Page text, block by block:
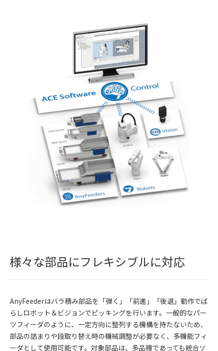
様々な部品にフレキシブルに対応
AnyFeederはバラ積み部品を「弾く」「前進」「後退」動作でば
らしロボット＆ビジョンでピッキングを行います。一般的なパー
ツフィーダのように、一定方向に整列する機構を持たないため、
部品の詰まりや段取り替え時の機械調整が必要なく、多機能フィ
ーダとして使用可能です。対象部品は、多品種であっても統合ソ